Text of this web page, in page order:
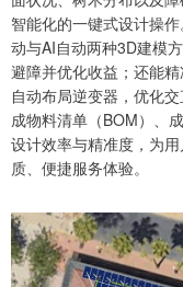
智能化的一键式设计操
动与AI自动两种3D建模
避障并优化收益；还能
自动布局逆变器，优化
成物料清单（BOM）、
设计效率与精准度，为
质、便捷服务体验。